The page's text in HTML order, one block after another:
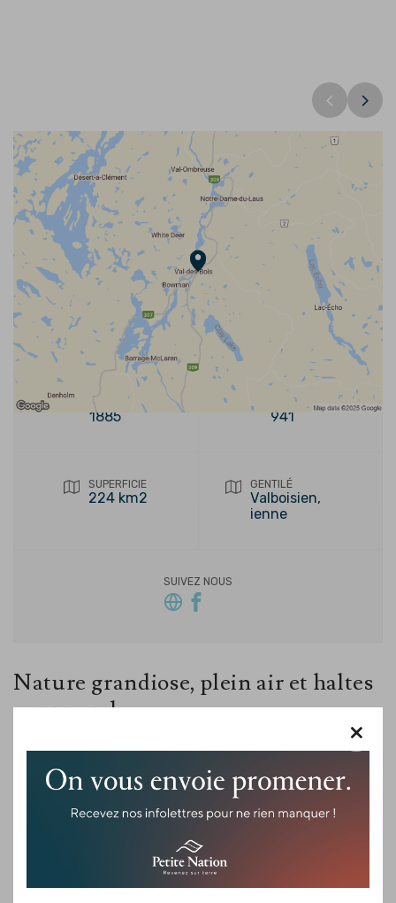
×
FONDATION
1885
POPULATION
941
SUPERFICIE
224 km2
GENTILÉ
Valboisien,
ienne
SUIVEZ NOUS
Nature grandiose, plein air et haltes
gourmandes
Val-des-Bois est reconnue pour son environnement naturel
spectaculaire et son accès privilégié aux grands espaces. Le
territoire est une destination de choix pour les amateurs de
plein air, de villégiature et de découvertes gourmandes.
La municipalité est notamment une porte d’entrée vers la
Réserve faunique de Papineau-Labelle